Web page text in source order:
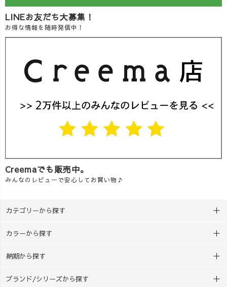
LINEお友だち大募集！
お得な情報を随時発信中！
Creemaでも販売中。
みんなのレビューで安心してお買い物♪
カテゴリーから探す
カラーから探す
納期から探す
ブランド/シリーズから探す